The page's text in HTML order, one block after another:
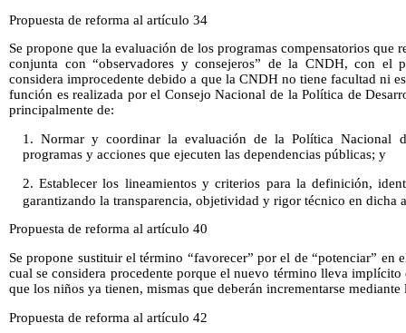
Propuesta de reforma al artículo 34
Se propone que la evaluación de los programas compensatorios que
conjunta con “observadores y consejeros” de la CNDH, con el
considera improcedente debido a que la CNDH no tiene facultad ni
función es realizada por el Consejo Nacional de la Política de
principalmente de:
1. Normar y coordinar la evaluación de la Política Nacional
programas y acciones que ejecuten las dependencias públicas; y
2. Establecer los lineamientos y criterios para la definición,
garantizando la transparencia, objetividad y rigor técnico en dicha
Propuesta de reforma al artículo 40
Se propone sustituir el término “favorecer” por el de “potenciar”
cual se considera procedente porque el nuevo término lleva
que los niños ya tienen, mismas que deberán incrementarse mediante
Propuesta de reforma al artículo 42